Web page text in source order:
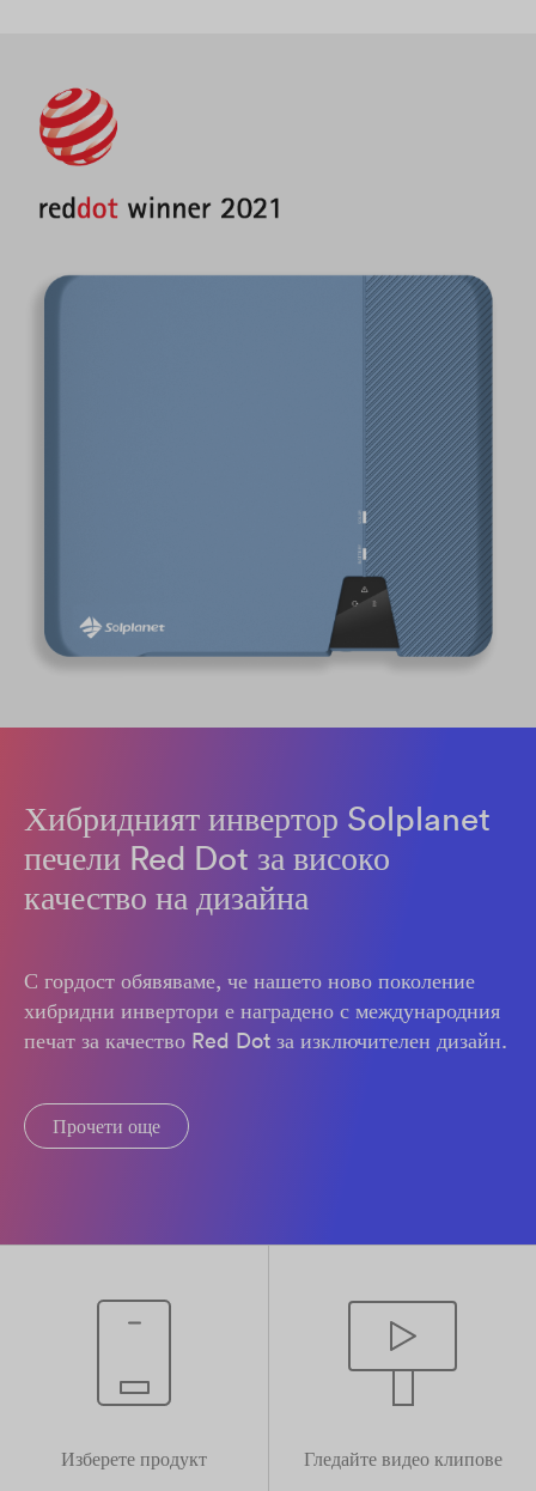
Хибридният инвертор Solplanet
печели Red Dot за високо
качество на дизайна
С гордост обявяваме, че нашето ново поколение
хибридни инвертори е наградено с международния
печат за качество Red Dot за изключителен дизайн.
Прочети още
Изберете продукт Гледайте видео клипове